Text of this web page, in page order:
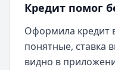
Кредит помог
Оформила кредит
понятные, ставка
видно в